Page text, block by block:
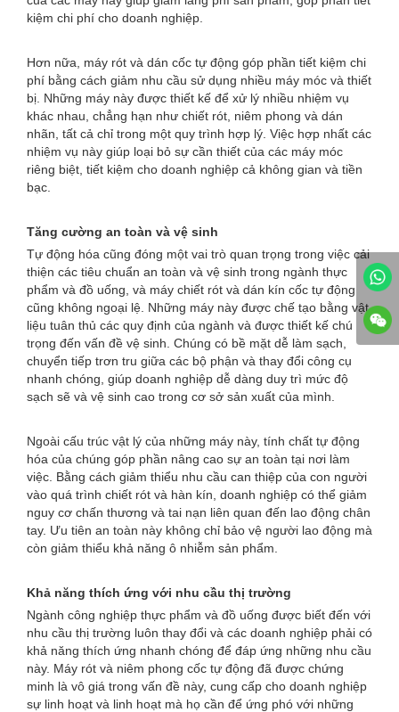
kiệm chi phí cho doanh nghiệp.
Hơn nữa, máy rót và dán cốc tự động góp phần tiết kiệm chi
phí bằng cách giảm nhu cầu sử dụng nhiều máy móc và thiết
bị. Những máy này được thiết kế để xử lý nhiều nhiệm vụ
khác nhau, chẳng hạn như chiết rót, niêm phong và dán
nhãn, tất cả chỉ trong một quy trình hợp lý. Việc hợp nhất các
nhiệm vụ này giúp loại bỏ sự cần thiết của các máy móc
riêng biệt, tiết kiệm cho doanh nghiệp cả không gian và tiền
bạc.
Tăng cường an toàn và vệ sinh
Tự động hóa cũng đóng một vai trò quan trọng trong việc cải
thiện các tiêu chuẩn an toàn và vệ sinh trong ngành thực
phẩm và đồ uống, và máy chiết rót và dán kín cốc tự động
cũng không ngoại lệ. Những máy này được chế tạo bằng vật
liệu tuân thủ các quy định của ngành và được thiết kế chú
trọng đến vấn đề vệ sinh. Chúng có bề mặt dễ làm sạch,
chuyển tiếp trơn tru giữa các bộ phận và thay đổi công cụ
nhanh chóng, giúp doanh nghiệp dễ dàng duy trì mức độ
sạch sẽ và vệ sinh cao trong cơ sở sản xuất của mình.
Ngoài cấu trúc vật lý của những máy này, tính chất tự động
hóa của chúng góp phần nâng cao sự an toàn tại nơi làm
việc. Bằng cách giảm thiểu nhu cầu can thiệp của con người
vào quá trình chiết rót và hàn kín, doanh nghiệp có thể giảm
nguy cơ chấn thương và tai nạn liên quan đến lao động chân
tay. Ưu tiên an toàn này không chỉ bảo vệ người lao động mà
còn giảm thiểu khả năng ô nhiễm sản phẩm.
Khả năng thích ứng với nhu cầu thị trường
Ngành công nghiệp thực phẩm và đồ uống được biết đến với
nhu cầu thị trường luôn thay đổi và các doanh nghiệp phải có
khả năng thích ứng nhanh chóng để đáp ứng những nhu cầu
này. Máy rót và niêm phong cốc tự động đã được chứng
minh là vô giá trong vấn đề này, cung cấp cho doanh nghiệp
sự linh hoạt và linh hoạt mà họ cần để ứng phó với những